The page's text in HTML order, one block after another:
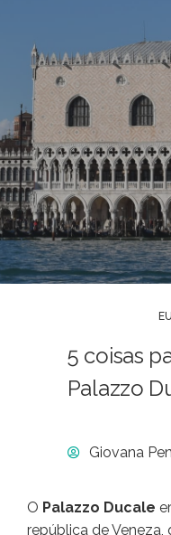
5 coisas
Palazzo
Giovana
O Palazzo Ducale
república de